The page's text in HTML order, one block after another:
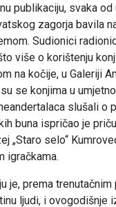
publikaciju, svaka
zagorja bavila
Sudionici
više o korištenju
na kočije, u Galeriji
se konjima u
slušali o
buna ispričao je
„Staro selo“
igračkama.
je, prema trenutačnim
ljudi, i ovogodišnje